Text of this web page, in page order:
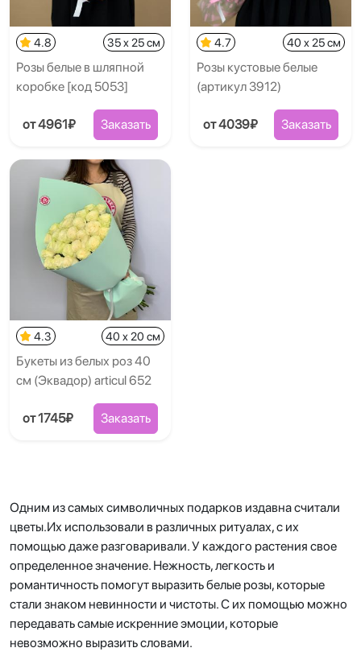
4.8 35 x 25 см
Розы белые в шляпной
коробке [код 5053]
от 4961₽ Заказать
4.7 40 x 25 см
Розы кустовые белые
(артикул 3912)
от 4039₽ Заказать
4.3 40 x 20 см
Букеты из белых роз 40
см (Эквадор) articul 652
от 1745₽ Заказать
Одним из самых символичных подарков издавна считали
цветы.Их использовали в различных ритуалах, с их
помощью даже разговаривали. У каждого растения свое
определенное значение. Нежность, легкость и
романтичность помогут выразить белые розы, которые
стали знаком невинности и чистоты. С их помощью можно
передавать самые искренние эмоции, которые
невозможно выразить словами.